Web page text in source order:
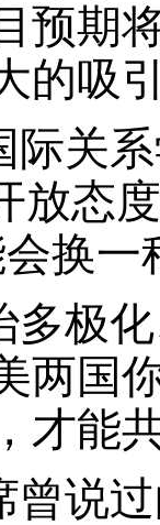
预期
的吸
际关
放态
换
多极
两国
才能
曾说